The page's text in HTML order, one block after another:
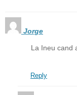
Jorge
La Ineu cand
Reply